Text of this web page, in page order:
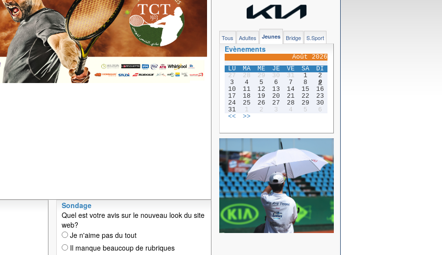
Sondage
Quel est votre avis sur le nouveau look du site
web?
Je n'aime pas du tout
Il manque beaucoup de rubriques
Tous Adultes Jeunes Bridge S.Sport
Evènements
Août 2026
LU
MA ME JE VE SA
DI
27
28 29 30 31 1
2
3
4 5 6 7 8
9
10
11 12 13 14 15
16
17
18 19 20 21 22
23
24
25 26 27 28 29
30
31
1 2 3 4 5
6
<<
>>